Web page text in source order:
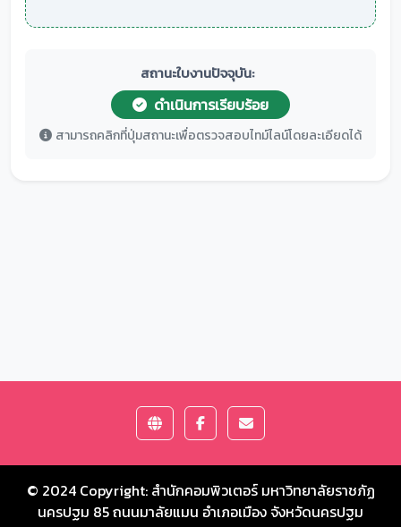
สถานะใบงานปัจจุบัน:
ดำเนินการเรียบร้อย
สามารถคลิกที่ปุ่มสถานะเพื่อตรวจสอบไทม์ไลน์โดยละเอียดได้
© 2024 Copyright: สำนักคอมพิวเตอร์ มหาวิทยาลัยราชภัฏ
นครปฐม 85 ถนนมาลัยแมน อำเภอเมือง จังหวัดนครปฐม